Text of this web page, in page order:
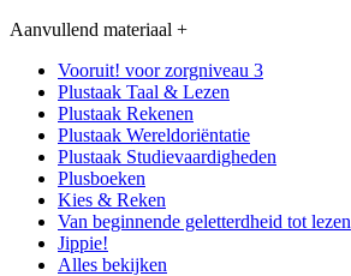
Aanvullend materiaal +
Vooruit! voor zorgniveau 3
Plustaak Taal & Lezen
Plustaak Rekenen
Plustaak Wereldoriëntatie
Plustaak Studievaardigheden
Plusboeken
Kies & Reken
Van beginnende geletterdheid tot lezen
Jippie!
Alles bekijken